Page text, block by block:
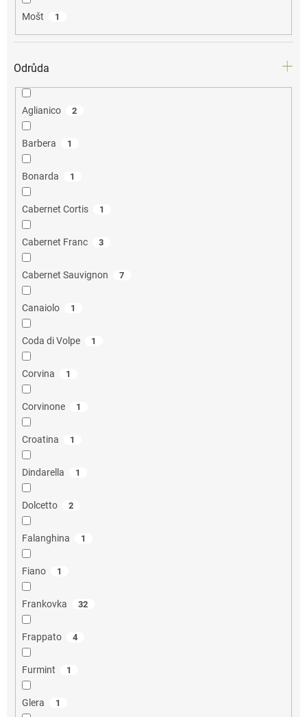
Mošt 1
Odrůda
Aglianico 2
Barbera 1
Bonarda 1
Cabernet Cortis 1
Cabernet Franc 3
Cabernet Sauvignon 7
Canaiolo 1
Coda di Volpe 1
Corvina 1
Corvinone 1
Croatina 1
Dindarella 1
Dolcetto 2
Falanghina 1
Fiano 1
Frankovka 32
Frappato 4
Furmint 1
Glera 1